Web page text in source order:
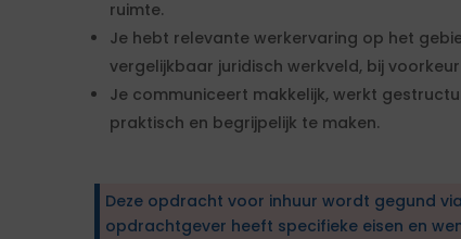
ruimte.
Je hebt relevante werkervaring op het
vergelijkbaar juridisch werkveld, bij
Je communiceert makkelijk, werkt
praktisch en begrijpelijk te maken.
Deze opdracht voor inhuur wordt gegund
opdrachtgever heeft specifieke eisen en